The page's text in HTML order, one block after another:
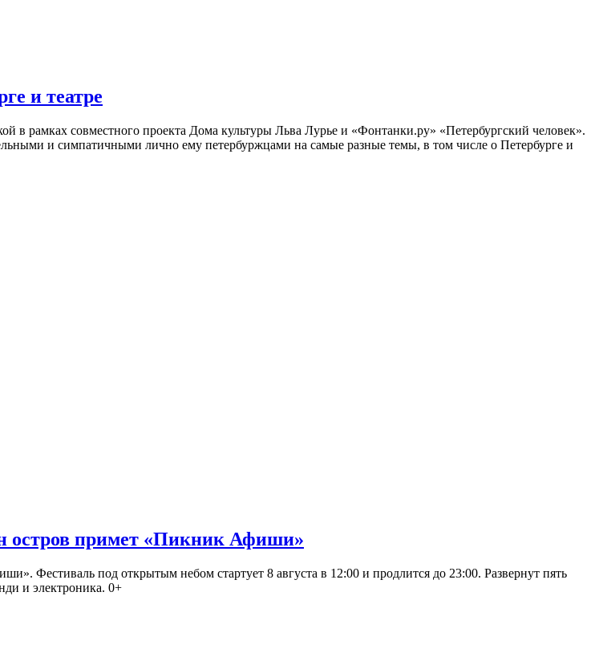
и театре
в рамках совместного проекта Дома культуры Льва Лурье и «Фонтанки.ру» «Петербургский человек».
и симпатичными лично ему петербуржцами на самые разные темы, в том числе о Петербурге и
остров примет «Пикник Афиши»
Фестиваль под открытым небом стартует 8 августа в 12:00 и продлится до 23:00. Развернут пять
и электроника. 0+